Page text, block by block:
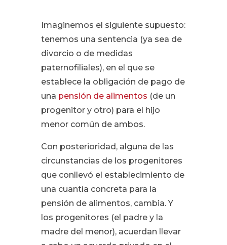
Imaginemos el siguiente supuesto:
tenemos una sentencia (ya sea de
divorcio o de medidas
paternofiliales), en el que se
establece la obligación de pago de
una pensión de alimentos (de un
progenitor y otro) para el hijo
menor común de ambos.
Con posterioridad, alguna de las
circunstancias de los progenitores
que conllevó el establecimiento de
una cuantía concreta para la
pensión de alimentos, cambia. Y
los progenitores (el padre y la
madre del menor), acuerdan llevar